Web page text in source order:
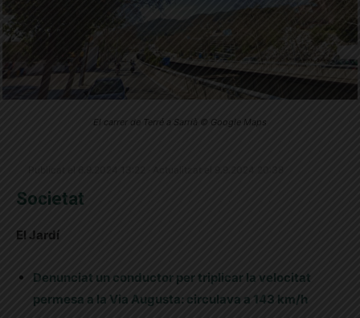
El carrer de Terré a Sarrià © Google Maps
Societat
El Jardí
Denunciat un conductor per triplicar la velocitat
permesa a la Via Augusta: circulava a 143 km/h